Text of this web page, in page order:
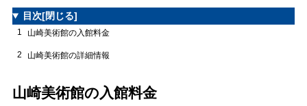
目次[閉じる]
1 山崎美術館の入館料金
2 山崎美術館の詳細情報
山崎美術館の入館料金